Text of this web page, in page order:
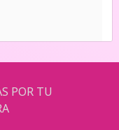
POR TU